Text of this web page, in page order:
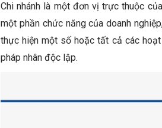
Chi nhánh là một đơn vị trực thuộc
một phần chức năng của doanh
thực hiện một số hoặc tất cả các
pháp nhân độc lập.